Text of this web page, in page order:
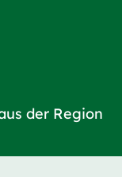
der Region